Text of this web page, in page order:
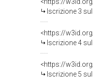
Iscrizione 3
<https://
Iscrizione 4
<https://
Iscrizione 5